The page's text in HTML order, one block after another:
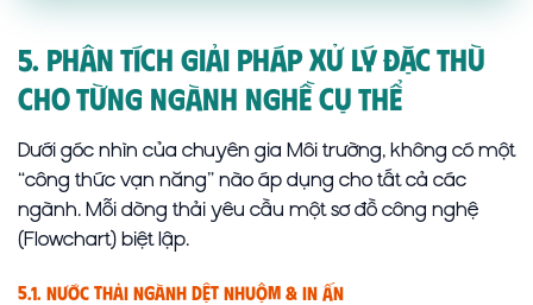
5. Phân Tích Giải Pháp Xử Lý Đặc Thù
Cho Từng Ngành Nghề Cụ Thể
Dưới góc nhìn của chuyên gia Môi trường, không có một
“công thức vạn năng” nào áp dụng cho tất cả các
ngành. Mỗi dòng thải yêu cầu một sơ đồ công nghệ
(Flowchart) biệt lập.
5.1. Nước Thải Ngành Dệt Nhuộm & In Ấn